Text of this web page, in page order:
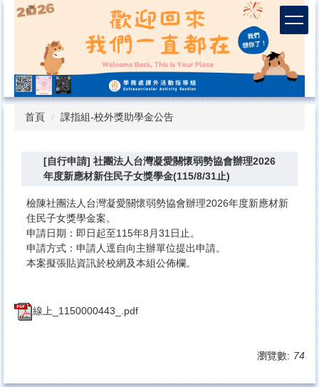
區
首頁
課指組-校外獎助學金公告
[自行申請] 社團法人台灣凝愛關懷弱勢協會辦理2026
年度新應材新住民子女獎學金(115/8/31止)
檢陳社團法人台灣凝愛關懷弱勢協會辦理2026年度新應材新
住民子女獎學金案。
申請日期：即日起至115年8月31日止。
申請方式：申請人逕自向主辦單位提出申請。
本案擬張貼資訊於校網及本組公佈欄。
線上_1150000443_.pdf
瀏覽數: 74